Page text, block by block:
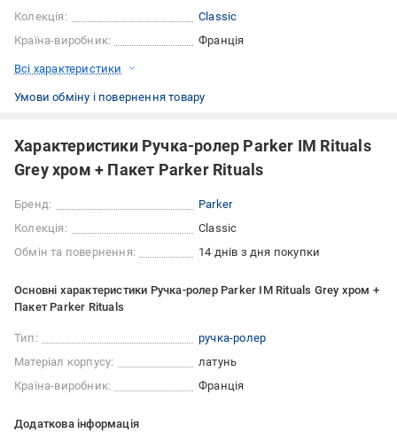
Колекція:
Classic
Країна-виробник:
Франція
Всі характеристики
Умови обміну і повернення товару
Характеристики Ручка-ролер Parker IM Rituals
Grey хром + Пакет Parker Rituals
Бренд:
Parker
Колекція:
Classic
Обмін та повернення:
14 днів з дня покупки
Основні характеристики Ручка-ролер Parker IM Rituals Grey хром +
Пакет Parker Rituals
Тип:
ручка-ролер
Матеріал корпусу:
латунь
Країна-виробник:
Франція
Додаткова інформація